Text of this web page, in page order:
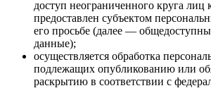
доступ неограниченного круга лиц
предоставлен субъектом
его просьбе (далее —
данные);
осуществляется обработка
подлежащих опубликованию или
раскрытию в соответствии с